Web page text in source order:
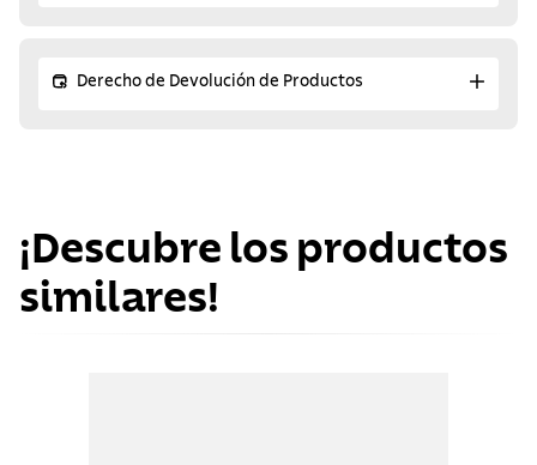
Derecho de Devolución de Productos
¡Descubre los productos
similares!